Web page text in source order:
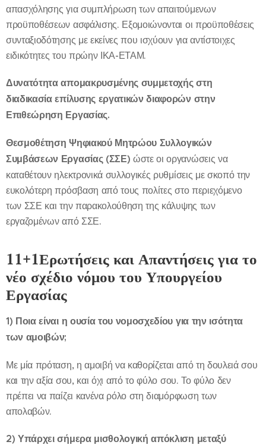
απασχόλησης για συμπλήρωση των απαιτούμενων
προϋποθέσεων ασφάλισης. Εξομοιώνονται οι προϋποθέσεις
συνταξιοδότησης με εκείνες που ισχύουν για αντίστοιχες
ειδικότητες του πρώην ΙΚΑ-ΕΤΑΜ.
Δυνατότητα απομακρυσμένης συμμετοχής στη
διαδικασία επίλυσης εργατικών διαφορών στην
Επιθεώρηση Εργασίας.
Θεσμοθέτηση Ψηφιακού Μητρώου Συλλογικών
Συμβάσεων Εργασίας (ΣΣΕ) ώστε οι οργανώσεις να
καταθέτουν ηλεκτρονικά συλλογικές ρυθμίσεις με σκοπό την
ευκολότερη πρόσβαση από τους πολίτες στο περιεχόμενο
των ΣΣΕ και την παρακολούθηση της κάλυψης των
εργαζομένων από ΣΣΕ.
11+1Ερωτήσεις και Απαντήσεις για το
νέο σχέδιο νόμου του Υπουργείου
Εργασίας
1) Ποια είναι η ουσία του νομοσχεδίου για την ισότητα
των αμοιβών;
Με μία πρόταση, η αμοιβή να καθορίζεται από τη δουλειά σου
και την αξία σου, και όχι από το φύλο σου. Το φύλο δεν
πρέπει να παίζει κανένα ρόλο στη διαμόρφωση των
απολαβών.
2) Υπάρχει σήμερα μισθολογική απόκλιση μεταξύ